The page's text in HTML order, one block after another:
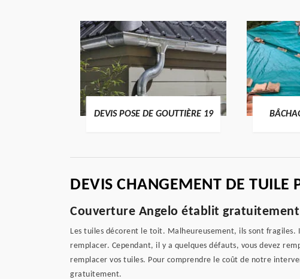
DEVIS POSE DE GOUTTIÈRE 19
DEVIS CHANGEMENT DE TUILE
Couverture Angelo établit
Les tuiles décorent le toit. Malheureusement, ils sont fragiles.
remplacer. Cependant, il y a quelques défauts, vous devez
remplacer vos tuiles. Pour comprendre le coût de notre
gratuitement.